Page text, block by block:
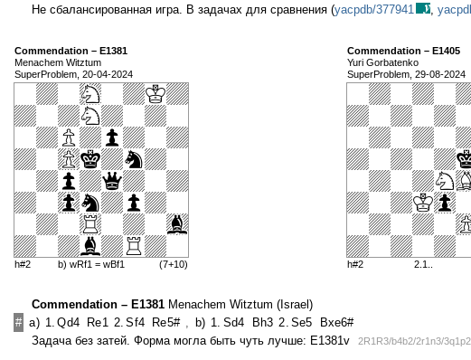
Не сбалансированная игра. В задачах для сравнения (yacpdb/377941 ,
Commendation – E1381
Menachem Witztum
SuperProblem, 20-04-2024
h#2 b) wRf1 = wBf1 (7+10)
Commendation – E1405
Yuri Gorbatenko
SuperProblem, 29-08-2024
h#2 2.1..
Commendation – E1381 Menachem Witztum (Israel)
# a) 1. Qd4 Re1 2. Sf4 Re5# , b) 1. Sd4 Bh3 2. Se5
Bxe6#
Задача без затей. Форма могла быть чуть лучше: E1381v
2R1R3/b4b2/2r1n3/